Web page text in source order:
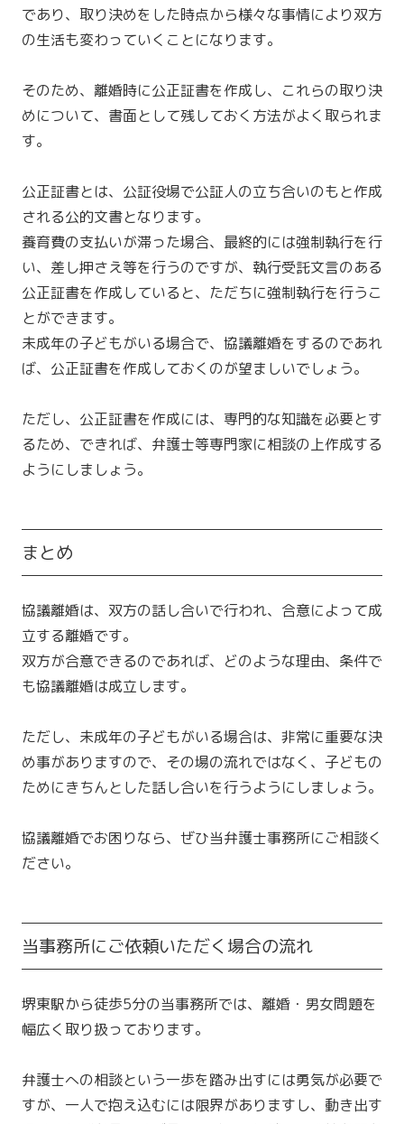
であり、取り決めをした時点から様々な事情により双方
の生活も変わっていくことになります。
そのため、離婚時に公正証書を作成し、これらの取り決
めについて、書面として残しておく方法がよく取られま
す。
公正証書とは、公証役場で公証人の立ち合いのもと作成
される公的文書となります。
養育費の支払いが滞った場合、最終的には強制執行を行
い、差し押さえ等を行うのですが、執行受託文言のある
公正証書を作成していると、ただちに強制執行を行うこ
とができます。
未成年の子どもがいる場合で、協議離婚をするのであれ
ば、公正証書を作成しておくのが望ましいでしょう。
ただし、公正証書を作成には、専門的な知識を必要とす
るため、できれば、弁護士等専門家に相談の上作成する
ようにしましょう。
まとめ
協議離婚は、双方の話し合いで行われ、合意によって成
立する離婚です。
双方が合意できるのであれば、どのような理由、条件で
も協議離婚は成立します。
ただし、未成年の子どもがいる場合は、非常に重要な決
め事がありますので、その場の流れではなく、子どもの
ためにきちんとした話し合いを行うようにしましょう。
協議離婚でお困りなら、ぜひ当弁護士事務所にご相談く
ださい。
当事務所にご依頼いただく場合の流れ
堺東駅から徒歩5分の当事務所では、離婚・男女問題を
幅広く取り扱っております。
弁護士への相談という一歩を踏み出すには勇気が必要で
すが、一人で抱え込むには限界がありますし、動き出す